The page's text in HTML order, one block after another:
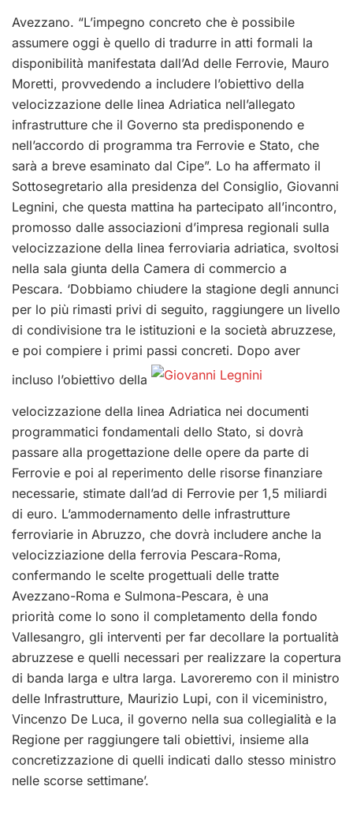
Avezzano. “L’impegno concreto che è possibile
assumere oggi è quello di tradurre in atti formali la
disponibilità manifestata dall’Ad delle Ferrovie, Mauro
Moretti, provvedendo a includere l’obiettivo della
velocizzazione delle linea Adriatica nell’allegato
infrastrutture che il Governo sta predisponendo e
nell’accordo di programma tra Ferrovie e Stato, che
sarà a breve esaminato dal Cipe”. Lo ha affermato il
Sottosegretario alla presidenza del Consiglio, Giovanni
Legnini, che questa mattina ha partecipato all’incontro,
promosso dalle associazioni d’impresa regionali sulla
velocizzazione della linea ferroviaria adriatica, svoltosi
nella sala giunta della Camera di commercio a
Pescara. ‘Dobbiamo chiudere la stagione degli annunci
per lo più rimasti privi di seguito, raggiungere un livello
di condivisione tra le istituzioni e la società abruzzese,
e poi compiere i primi passi concreti. Dopo aver
incluso l’obiettivo della
velocizzazione della linea Adriatica nei documenti
programmatici fondamentali dello Stato, si dovrà
passare alla progettazione delle opere da parte di
Ferrovie e poi al reperimento delle risorse finanziare
necessarie, stimate dall’ad di Ferrovie per 1,5 miliardi
di euro. L’ammodernamento delle infrastrutture
ferroviarie in Abruzzo, che dovrà includere anche la
velocizziazione della ferrovia Pescara-Roma,
confermando le scelte progettuali delle tratte
Avezzano-Roma e Sulmona-Pescara, è una
priorità come lo sono il completamento della fondo
Vallesangro, gli interventi per far decollare la portualità
abruzzese e quelli necessari per realizzare la copertura
di banda larga e ultra larga. Lavoreremo con il ministro
delle Infrastrutture, Maurizio Lupi, con il viceministro,
Vincenzo De Luca, il governo nella sua collegialità e la
Regione per raggiungere tali obiettivi, insieme alla
concretizzazione di quelli indicati dallo stesso ministro
nelle scorse settimane’.